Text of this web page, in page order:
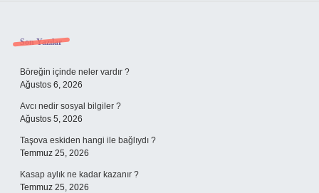
Sidebar
Son Yazılar
Böreğin içinde neler vardır ?
Ağustos 6, 2026
Avcı nedir sosyal bilgiler ?
Ağustos 5, 2026
Taşova eskiden hangi ile bağlıydı ?
Temmuz 25, 2026
Kasap aylık ne kadar kazanır ?
Temmuz 25, 2026